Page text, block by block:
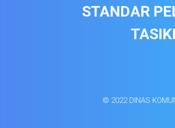
STANDAR
© 2022 DINAS